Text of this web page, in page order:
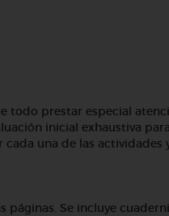
todo prestar especial
inicial exhaustiva para
una de las actividades
páginas. Se incluye